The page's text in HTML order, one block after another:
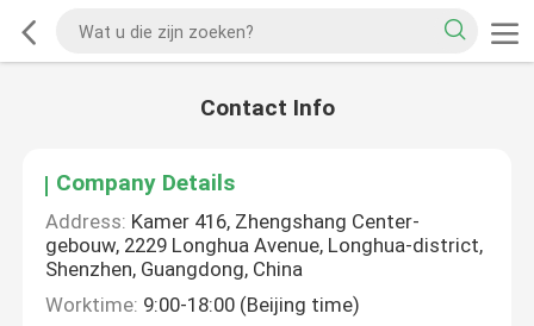
Contact Info
Company Details
Address: Kamer 416, Zhengshang Center-
gebouw, 2229 Longhua Avenue, Longhua-district,
Shenzhen, Guangdong, China
Worktime: 9:00-18:00 (Beijing time)